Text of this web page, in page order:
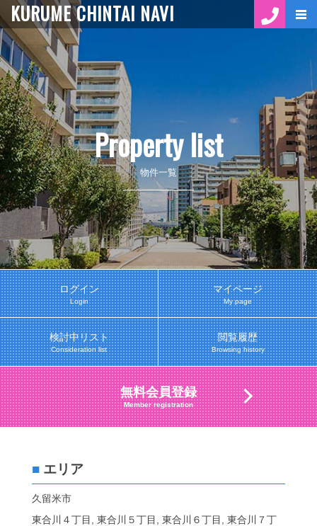
KURUME CHINTAI NAVI
Property list
物件一覧
ログイン
Login
マイページ
My page
検討中リスト
Consideration list
閲覧履歴
Browsing history
無料会員登録
Member registration
■エリア
久留米市
東合川４丁目, 東合川５丁目, 東合川６丁目, 東合川７丁